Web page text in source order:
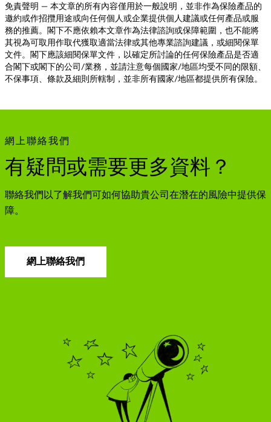
免責聲明 — 本文章的所有內容僅用於一般說明，並非作為保險產品的
邀約或作招攬用途或向任何個人或企業提供個人建議或任何產品或服
務的推薦。閣下不應依賴本文章作為法律諮詢或保障範圍，也不能將
其視為可取用作取代獲取適當法律或其他專業諮詢建議，或細閱保單
文件。閣下應該細閱保單文件，以確定所討論的任何保險產品是否適
合閣下或閣下的公司/業務，並請注意每個國家/地區均受不同的限額、
不保事項、條款及細則所轄制，並非所有國家/地區都提供所有保險。
網上聯絡我們
有疑問或需要更多資料？
聯絡我們以了解我們可如何協助貴公司在潛在的風險中提供保
障。
網上聯絡我們